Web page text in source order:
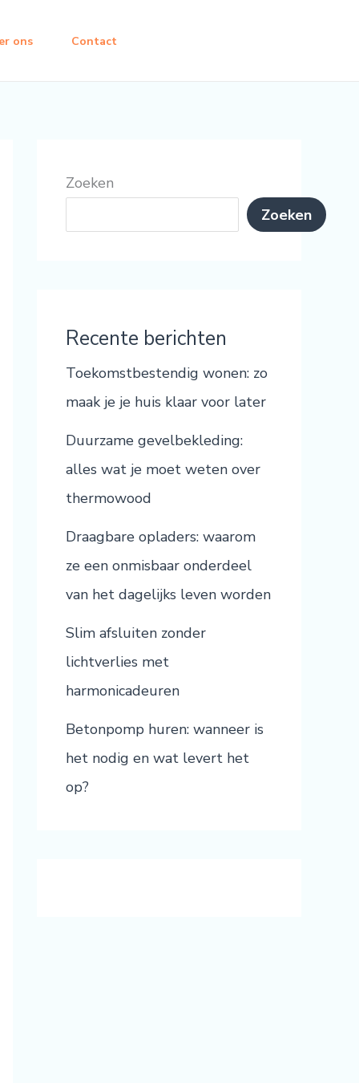
ons Contact
Zoeken
Zoeken
Recente berichten
Toekomstbestendig wonen: zo
maak je je huis klaar voor later
Duurzame gevelbekleding:
alles wat je moet weten over
thermowood
Draagbare opladers: waarom
ze een onmisbaar onderdeel
van het dagelijks leven worden
Slim afsluiten zonder
lichtverlies met
harmonicadeuren
Betonpomp huren: wanneer is
het nodig en wat levert het
op?